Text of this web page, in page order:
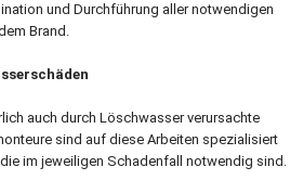
und Durchführung aller notwendigen
Brand.
auch durch Löschwasser verursachte
sind auf diese Arbeiten spezialisiert
im jeweiligen Schadenfall notwendig sind.